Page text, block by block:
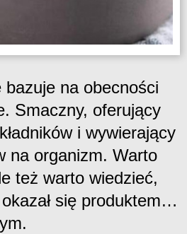
na obecności
Smaczny, oferujący
i wywierający
na organizm. Warto
też warto wiedzieć,
się produktem…